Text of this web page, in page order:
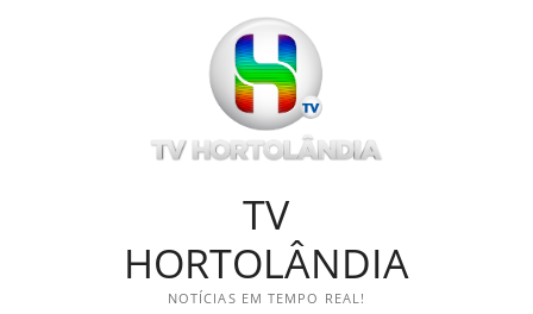
TV
HORTOLÂNDIA
NOTÍCIAS EM TEMPO REAL!